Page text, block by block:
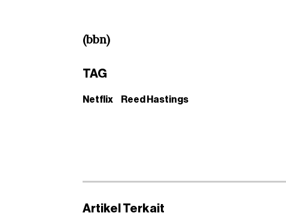
(bbn)
TAG
Netflix Reed Hastings
Artikel Terkait